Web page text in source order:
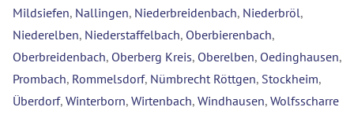
Mildsiefen, Nallingen, Niederbreidenbach, Niederbröl,
Niederelben, Niederstaffelbach, Oberbierenbach,
Oberbreidenbach, Oberberg Kreis, Oberelben, Oedinghausen,
Prombach, Rommelsdorf, Nümbrecht Röttgen, Stockheim,
Überdorf, Winterborn, Wirtenbach, Windhausen, Wolfsscharre